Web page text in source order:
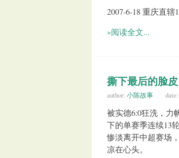
2007-6-18 重庆直辖
»阅读全文...
撕下最后的脸
author: 小陈故事 date:
被实德6:0狂洗，力
下的单赛季连续13
惨淡离开中超赛场
凉在心头。